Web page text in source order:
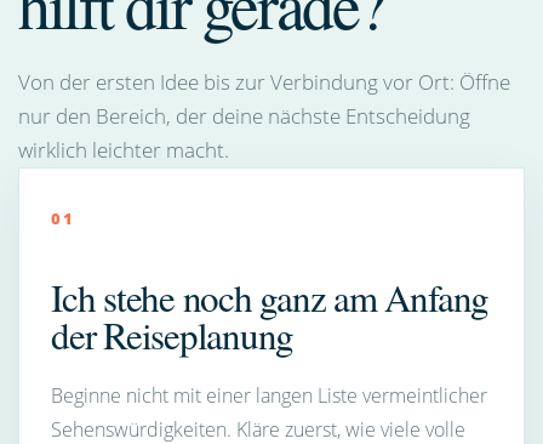
Von der ersten Idee bis zur Verbindung vor Ort: Öffne
nur den Bereich, der deine nächste Entscheidung
wirklich leichter macht.
01
Ich stehe noch ganz am Anfang
der Reiseplanung
Beginne nicht mit einer langen Liste vermeintlicher
Sehenswürdigkeiten. Kläre zuerst, wie viele volle